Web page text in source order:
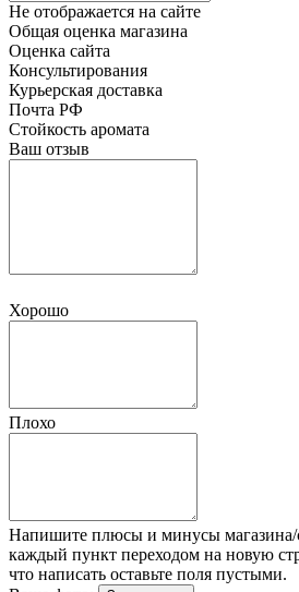
Не отображается на сайте
Общая оценка магазина
Оценка сайта
Консультирования
Курьерская доставка
Почта РФ
Стойкость аромата
Ваш отзыв
Хорошо
Плохо
Напишите плюсы и минусы магазина/
каждый пункт переходом на новую
что написать оставьте поля пустыми.